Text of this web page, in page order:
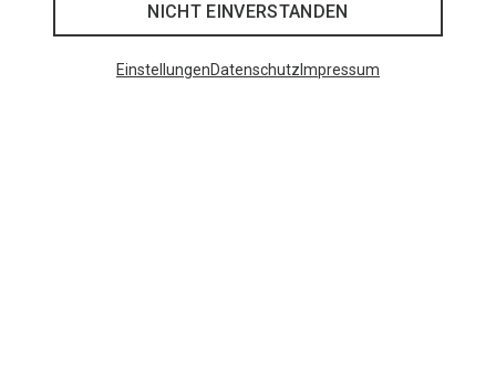
NICHT EINVERSTANDEN
EinstellungenDatenschutz Impressum